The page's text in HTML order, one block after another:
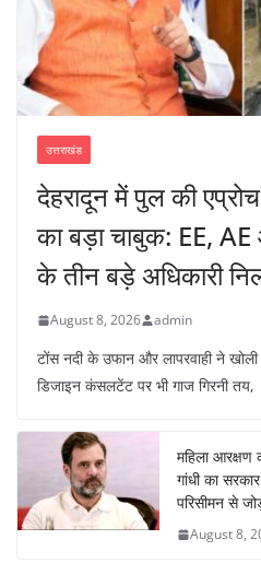
उत्तराखंड
देहरादून में पुल की
का बड़ा चाबुक: EE,
के तीन बड़े अधिकारी
August 8, 2026 admin
टोंस नदी के उफान और लापरवाही ने खोली
डिजाइन कंसलटेंट पर भी गाज गिरनी तय,
महिला आरक्षण
गांधी का
परिसीमन से
August 8,